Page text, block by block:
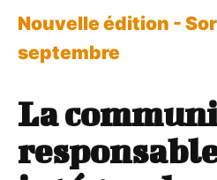
Nouvelle édition -
septembre
La